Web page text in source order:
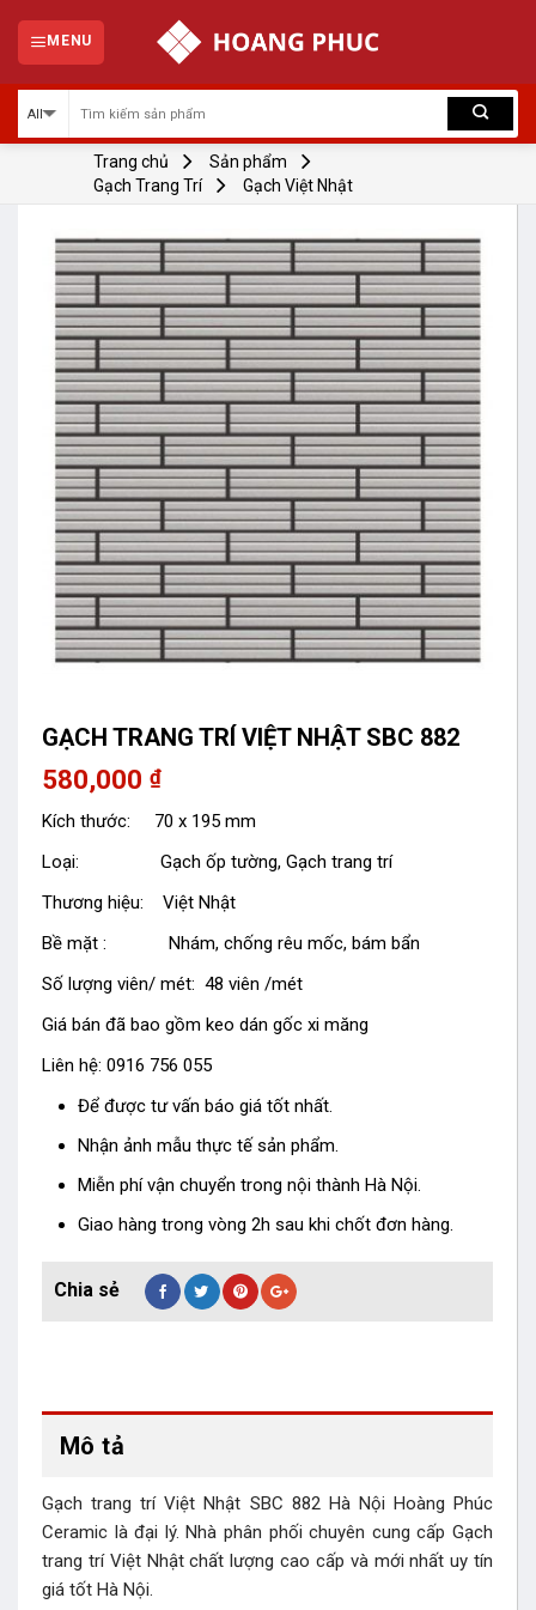
content
MENU
Trang chủ
Sản phẩm
Gạch Trang Trí
Gạch Việt Nhật
GẠCH TRANG TRÍ VIỆT NHẬT SBC 882
580,000 ₫
Kích thước: 70 x 195 mm
Loại: Gạch ốp tường, Gạch trang trí
Thương hiệu: Việt Nhật
Bề mặt : Nhám, chống rêu mốc, bám bẩn
Số lượng viên/ mét: 48 viên /mét
Giá bán đã bao gồm keo dán gốc xi măng
Liên hệ: 0916 756 055
Để được tư vấn báo giá tốt nhất.
Nhận ảnh mẫu thực tế sản phẩm.
Miễn phí vận chuyển trong nội thành Hà Nội.
Giao hàng trong vòng 2h sau khi chốt đơn hàng.
Mô tả
Gạch trang trí Việt Nhật SBC 882 Hà Nội Hoàng Phúc
Ceramic là đại lý. Nhà phân phối chuyên cung cấp Gạch
trang trí Việt Nhật chất lượng cao cấp và mới nhất uy tín
giá tốt Hà Nội.